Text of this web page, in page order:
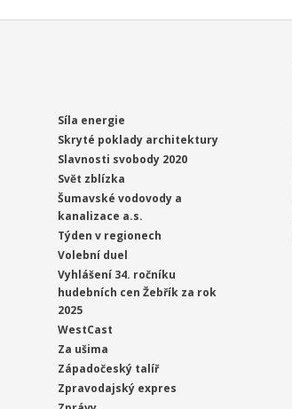
Síla energie
Skryté poklady architektury
Slavnosti svobody 2020
Svět zblízka
Šumavské vodovody a
kanalizace a.s.
Týden v regionech
Volební duel
Vyhlášení 34. ročníku
hudebních cen Žebřík za rok
2025
WestCast
Za ušima
Západočeský talíř
Zpravodajský expres